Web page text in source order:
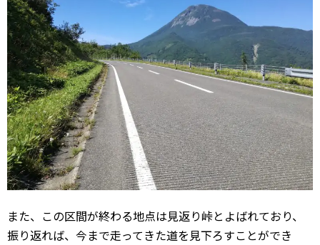
また、この区間が終わる地点は見返り峠とよばれており、
振り返れば、今まで走ってきた道を見下ろすことができ